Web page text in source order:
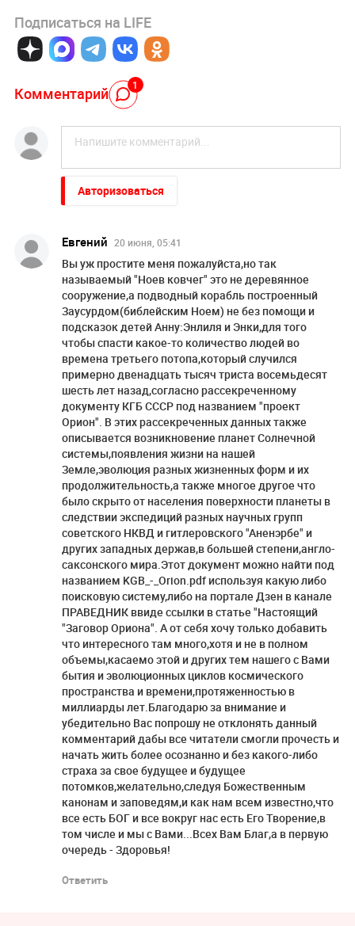
Подписаться на LIFE
Комментарий 1
Авторизоваться
Евгений 20 июня, 05:41
Вы уж простите меня пожалуйста,но так
называемый "Ноев ковчег" это не деревянное
сооружение,а подводный корабль построенный
Заусурдом(библейским Ноем) не без помощи и
подсказок детей Анну:Энлиля и Энки,для того
чтобы спасти какое-то количество людей во
времена третьего потопа,который случился
примерно двенадцать тысяч триста восемьдесят
шесть лет назад,согласно рассекреченному
документу КГБ СССР под названием "проект
Орион". В этих рассекреченных данных также
описывается возникновение планет Солнечной
системы,появления жизни на нашей
Земле,эволюция разных жизненных форм и их
продолжительность,а также многое другое что
было скрыто от населения поверхности планеты в
следствии экспедиций разных научных групп
советского НКВД и гитлеровского "Аненэрбе" и
других западных держав,в большей степени,англо-
саксонского мира.Этот документ можно найти под
названием KGB_-_Orion.pdf используя какую либо
поисковую систему,либо на портале Дзен в канале
ПРАВЕДНИК ввиде ссылки в статье "Настоящий
"Заговор Ориона". А от себя хочу только добавить
что интересного там много,хотя и не в полном
объемы,касаемо этой и других тем нашего с Вами
бытия и эволюционных циклов космического
пространства и времени,протяженностью в
миллиарды лет.Благодарю за внимание и
убедительно Вас попрошу не отклонять данный
комментарий дабы все читатели смогли прочесть и
начать жить более осознанно и без какого-либо
страха за свое будущее и будущее
потомков,желательно,следуя Божественным
канонам и заповедям,и как нам всем известно,что
все есть БОГ и все вокруг нас есть Его Творение,в
том числе и мы с Вами...Всех Вам Благ,а в первую
очередь - Здоровья!
Ответить